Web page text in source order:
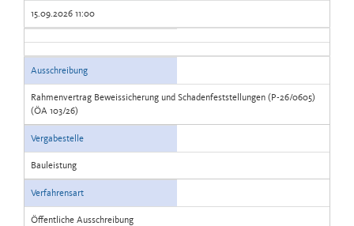
15.09.2026 11:00
Ausschreibung
Rahmenvertrag Beweissicherung und Schadenfeststellungen (P-26/0605)
(ÖA 103/26)
Vergabestelle
Bauleistung
Verfahrensart
Öffentliche Ausschreibung